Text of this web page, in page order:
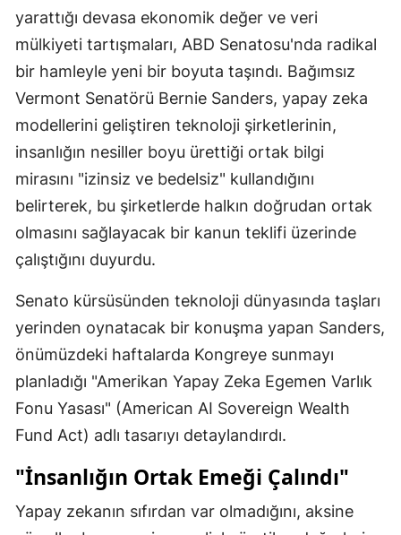
yarattığı devasa ekonomik değer ve veri
mülkiyeti tartışmaları, ABD Senatosu'nda radikal
bir hamleyle yeni bir boyuta taşındı. Bağımsız
Vermont Senatörü Bernie Sanders, yapay zeka
modellerini geliştiren teknoloji şirketlerinin,
insanlığın nesiller boyu ürettiği ortak bilgi
mirasını "izinsiz ve bedelsiz" kullandığını
belirterek, bu şirketlerde halkın doğrudan ortak
olmasını sağlayacak bir kanun teklifi üzerinde
çalıştığını duyurdu.
Senato kürsüsünden teknoloji dünyasında taşları
yerinden oynatacak bir konuşma yapan Sanders,
önümüzdeki haftalarda Kongreye sunmayı
planladığı "Amerikan Yapay Zeka Egemen Varlık
Fonu Yasası" (American AI Sovereign Wealth
Fund Act) adlı tasarıyı detaylandırdı.
"İnsanlığın Ortak Emeği Çalındı"
Yapay zekanın sıfırdan var olmadığını, aksine